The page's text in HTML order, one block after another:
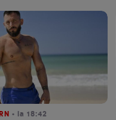
• la 18:42